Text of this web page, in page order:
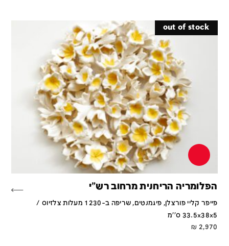
out of stock
הפלומריה הריחנית מרחוב רש"י
פייפר קליי פורצלן, פיגמנטים, שריפה ב-1230 מעלות צלזיוס /
33.5x38x5 ס''מ
2,970
₪